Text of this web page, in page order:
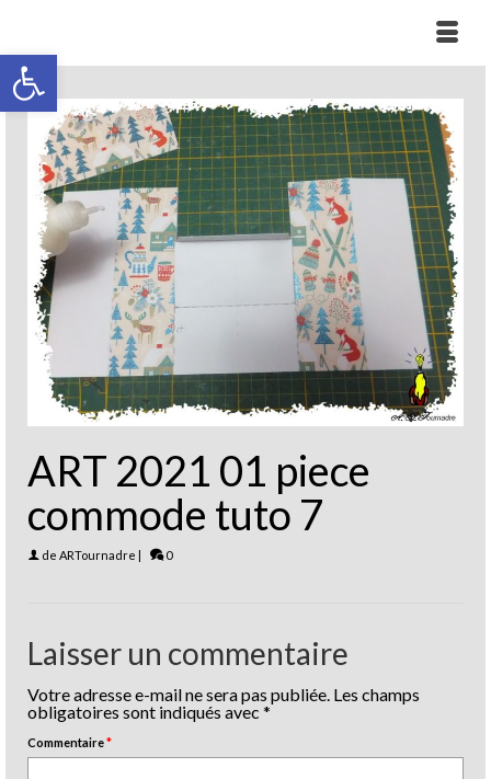
Ouvrir la barre d’outils
ART 2021 01 piece
commode tuto 7
de ARTournadre | 0
Laisser un commentaire
Votre adresse e-mail ne sera pas publiée. Les champs
obligatoires sont indiqués avec *
Commentaire*